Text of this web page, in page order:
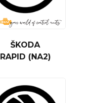
ŠKODA
RAPID (NA2)